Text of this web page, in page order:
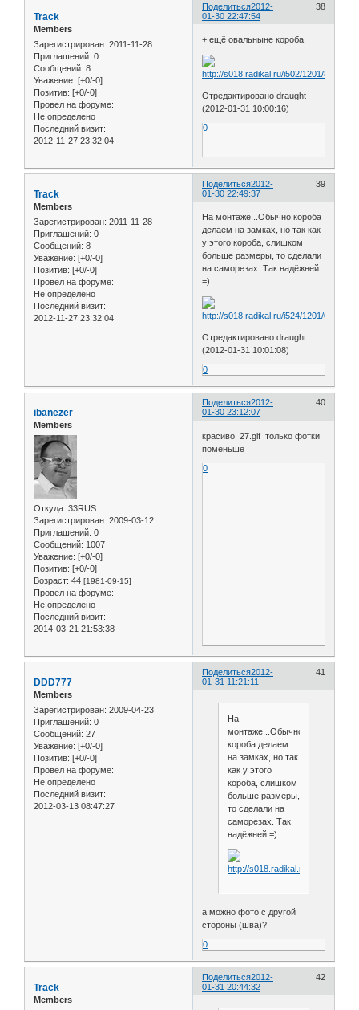
Поделиться 38
2012-
01-30 22:47:54
Track
Members
Зарегистрирован: 2011-11-28
Приглашений: 0
Сообщений: 8
Уважение: [+0/-0]
Позитив: [+0/-0]
Провел на форуме:
Не определено
Последний визит:
2012-11-27 23:32:04
+ ещё овальныне короба
Отредактировано draught
(2012-01-31 10:00:16)
0
Поделиться 39
2012-
01-30 22:49:37
Track
Members
Зарегистрирован: 2011-11-28
Приглашений: 0
Сообщений: 8
Уважение: [+0/-0]
Позитив: [+0/-0]
Провел на форуме:
Не определено
Последний визит:
2012-11-27 23:32:04
На монтаже...Обычно короба
делаем на замках, но так как
у этого короба, слишком
больше размеры, то сделали
на саморезах. Так надёжней
=)
Отредактировано draught
(2012-01-31 10:01:08)
0
Поделиться 40
2012-
01-30 23:12:07
ibanezer
Members
Откуда: 33RUS
Зарегистрирован: 2009-03-12
Приглашений: 0
Сообщений: 1007
Уважение: [+0/-0]
Позитив: [+0/-0]
Возраст: 44 [1981-09-15]
Провел на форуме:
Не определено
Последний визит:
2014-03-21 21:53:38
красиво 27.gif только фотки
поменьше
0
Поделиться 41
2012-
01-31 11:21:11
DDD777
Members
Зарегистрирован: 2009-04-23
Приглашений: 0
Сообщений: 27
Уважение: [+0/-0]
Позитив: [+0/-0]
Провел на форуме:
Не определено
Последний визит:
2012-03-13 08:47:27
На
монтаже...Обычно
короба делаем
на замках, но так
как у этого
короба, слишком
больше размеры,
то сделали на
саморезах. Так
надёжней =)
а можно фото с другой
стороны (шва)?
0
Поделиться 42
2012-
01-31 20:44:32
Track
Members